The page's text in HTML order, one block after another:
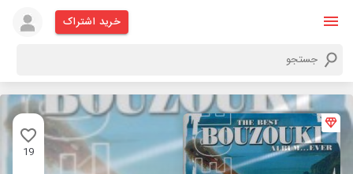
خرید اشتراک
19